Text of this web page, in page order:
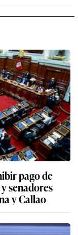
pago de
senadores
y Callao